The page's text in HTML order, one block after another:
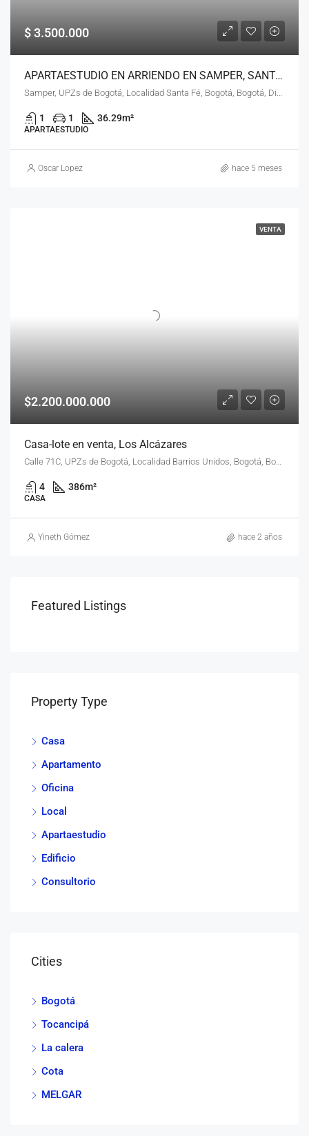
$ 3.500.000
APARTAESTUDIO EN ARRIENDO EN SAMPER, SANTA FE, BOGOTÁ, D.C. – (968)
1 1 36.29m²
APARTAESTUDIO
Oscar Lopez hace 5 meses
VENTA
$2.200.000.000
Casa-lote en venta, Los Alcázares
Calle 71C, UPZs de Bogotá, Localidad Barrios Unidos, Bogotá, Bogotá Distrito Capital - Municipio, RAP (Especial) Central, 111221, Colombia
4 386m²
CASA
Yineth Gómez hace 2 años
Featured Listings
Property Type
Casa
Apartamento
Oficina
Local
Apartaestudio
Edificio
Consultorio
Cities
Bogotá
Tocancipá
La calera
Cota
MELGAR